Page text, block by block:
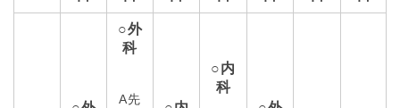
○外
科
A先
○内
科